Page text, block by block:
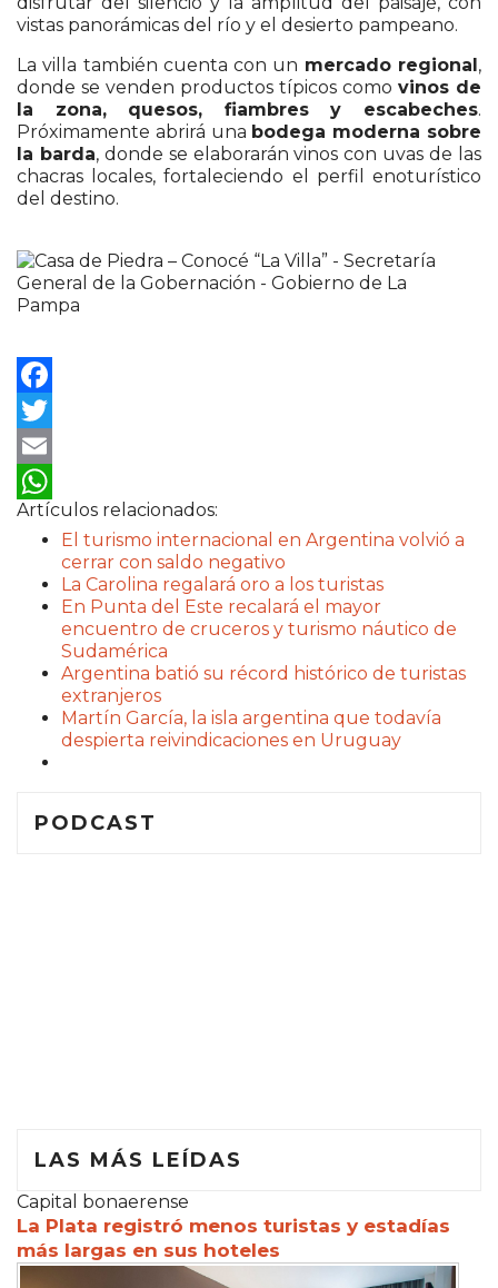
vistas panorámicas del río y el desierto pampeano.
La villa también cuenta con un mercado regional ,
donde se venden productos típicos como vinos de
la zona, quesos, fiambres y escabeches.
Próximamente abrirá una bodega moderna sobre
la barda, donde se elaborarán vinos con uvas de las
chacras locales, fortaleciendo el perfil enoturístico
del destino.
Facebook
Twitter
Email
WhatsApp
Artículos relacionados:
El turismo internacional en Argentina volvió a
cerrar con saldo negativo
La Carolina regalará oro a los turistas
En Punta del Este recalará el mayor
encuentro de cruceros y turismo náutico de
Sudamérica
Argentina batió su récord histórico de turistas
extranjeros
Martín García, la isla argentina que todavía
despierta reivindicaciones en Uruguay
PODCAST
LAS MÁS LEÍDAS
Capital bonaerense
La Plata registró menos turistas y estadías
más largas en sus hoteles